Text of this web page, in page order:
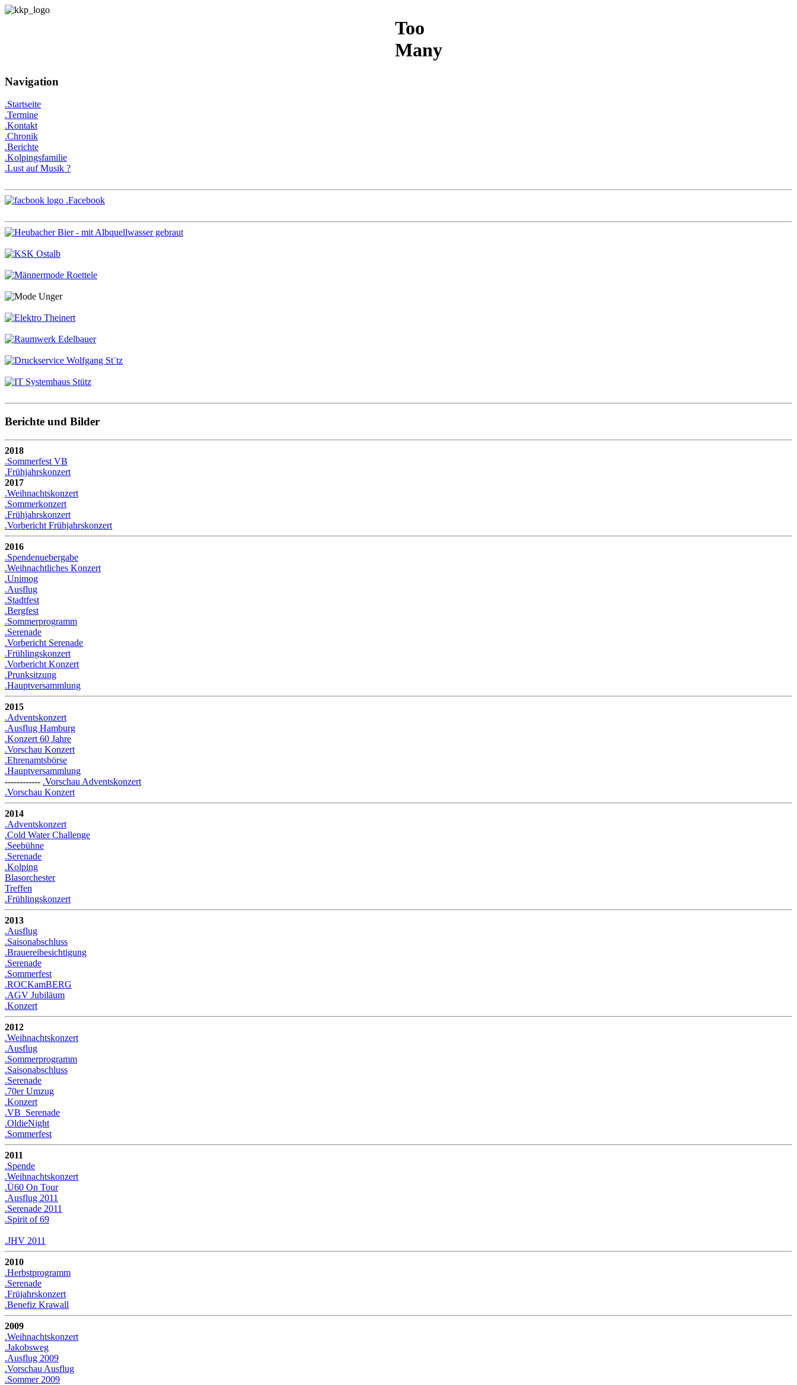
Navigation
.Startseite
.Termine
.Kontakt
.Chronik
.Berichte
.Kolpingsfamilie
.Lust auf Musik ?
.Facebook
Berichte und Bilder
2018
.Sommerfest VB
.Frühjahrskonzert
2017
.Weihnachtskonzert
.Sommerkonzert
.Frühjahrskonzert
.Vorbericht Frühjahrskonzert
2016
.Spendenuebergabe
.Weihnachtliches Konzert
.Unimog
.Ausflug
.Stadtfest
.Bergfest
.Sommerprogramm
.Serenade
.Vorbericht Serenade
.Frühlingskonzert
.Vorbericht Konzert
.Prunksitzung
.Hauptversammlung
2015
.Adventskonzert
.Ausflug Hamburg
.Konzert 60 Jahre
.Vorschau Konzert
.Ehrenamtsbörse
.Hauptversammlung
------------ .Vorschau Adventskonzert
.Vorschau Konzert
2014
.Adventskonzert
.Cold Water Challenge
.Seebühne
.Serenade
.Kolping
Blasorchester
Treffen
.Frühlingskonzert
2013
.Ausflug
.Saisonabschluss
.Brauereibesichtigung
.Serenade
.Sommerfest
.ROCKamBERG
.AGV Jubiläum
.Konzert
2012
.Weihnachtskonzert
.Ausflug
.Sommerprogramm
.Saisonabschluss
.Serenade
.70er Umzug
.Konzert
.VB_Serenade
.OldieNight
.Sommerfest
2011
.Spende
.Weihnachtskonzert
.Ü60 On Tour
.Ausflug 2011
.Serenade 2011
.Spirit of 69
.JHV 2011
2010
.Herbstprogramm
.Serenade
.Früjahrskonzert
.Benefiz Krawall
2009
.Weihnachtskonzert
.Jakobsweg
.Ausflug 2009
.Vorschau Ausflug
.Sommer 2009